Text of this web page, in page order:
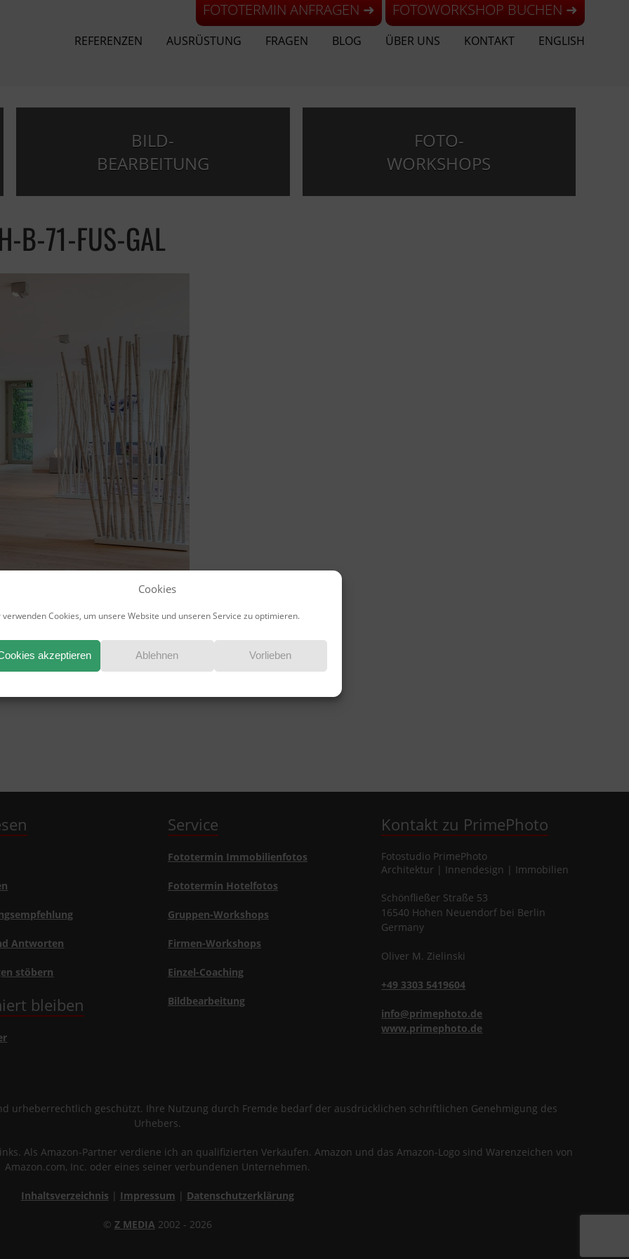
Cookies
verwenden Cookies, um unsere Website und unseren Service zu optimieren.
akzeptieren Ablehnen Vorlieben
FOTOTERMIN ANFRAGEN ➜ FOTOWORKSHOP BUCHEN ➜
REFERENZEN AUSRÜSTUNG FRAGEN BLOG ÜBER UNS KONTAKT ENGLISH
BILD-
BEARBEITUNG
FOTO-
WORKSHOPS
B-71-FUS-GAL
Antworten
stöbern
bleiben
Service
Fototermin Immobilienfotos
Fototermin Hotelfotos
Gruppen-Workshops
Firmen-Workshops
Einzel-Coaching
Bildbearbeitung
Kontakt zu PrimePhoto
Fotostudio PrimePhoto
Architektur | Innendesign | Immobilien
Schönfließer Straße 53
16540 Hohen Neuendorf bei Berlin
Germany
Oliver M. Zielinski
+49 3303 5419604
info@primephoto.de
www.primephoto.de
urheberrechtlich geschützt. Ihre Nutzung durch Fremde bedarf der ausdrücklichen schriftlichen Genehmigung des
Urhebers.
Als Amazon-Partner verdiene ich an qualifizierten Verkäufen. Amazon und das Amazon-Logo sind Warenzeichen von
Amazon.com, Inc. oder eines seiner verbundenen Unternehmen.
Inhaltsverzeichnis | Impressum | Datenschutzerklärung
© Z MEDIA 2002 - 2026